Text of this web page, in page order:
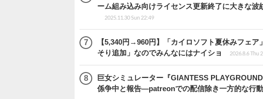
ーム組み込み向けライセンス更新終了に大きな
2025.11.30 Sun 22:49
【5,340円→960円】「カイロソフト夏休みフェ
そり追加」なのでみんなにはナイショ
2026.8.6 Thu
巨女シミュレーター『GIANTESS
係争中と報告―patreonでの配信除き一方的な行